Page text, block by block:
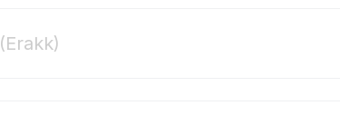
(Erakk)